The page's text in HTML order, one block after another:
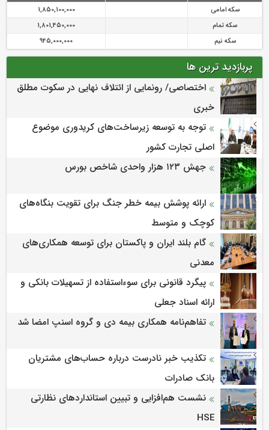
سکه امامی
1,850,100,000
سکه تمام
1,801,450,000
سکه نیم
945,000,000
پربازدید ترین ها
اختصاصی/ رونمایی از ائتلاف‌ نهایی در سکوت مطلق
خبری
توجه به توسعه زیرساخت‌های کریدوری موضوع
اصلی تجارت کشور
جهش ۱۲۳ هزار واحدی شاخص بورس
ارائه پوشش بیمه خطر جنگ برای تقویت بنگاه‌های
کوچک و متوسط
گام بلند ایران و پاکستان برای توسعه همکاری‌های
معدنی
پیگرد قانونی برای سوءاستفاده از تسهیلات بانکی و
ارائه اسناد جعلی
تفاهم‌نامه همکاری بیمه دی و گروه اسنپ امضا شد
تکذیب خبر نادرست درباره حساب‌های مشتریان
بانک صادرات
نشست هم‌افزایی و تبیین استانداردهای نظارتی
HSE